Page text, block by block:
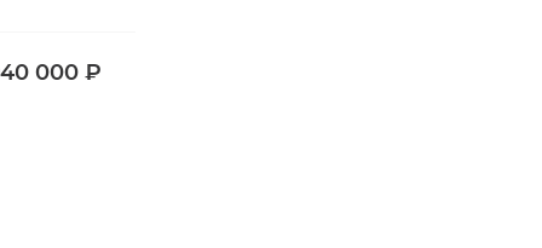
000 ₽